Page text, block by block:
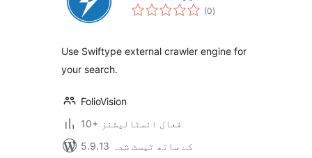
(0مجموعی
درجہ
)
Use Swiftype external crawler engine for
your search.
FolioVision
10+ فعال انسٹالیشنز
5.9.13 کے ساتھ ٹیسٹ شدہ